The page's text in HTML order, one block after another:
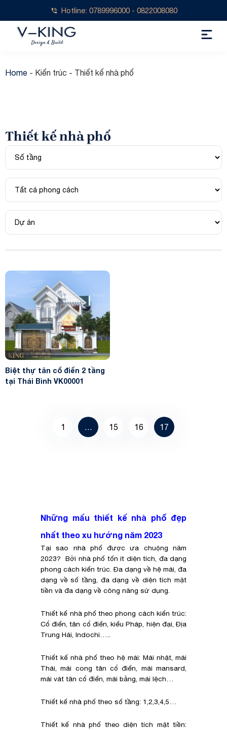
Hotline: 0789996000 - 0822008080
Home - Kiến trúc - Thiết kế nhà phố
Thiết kế nhà phố
Biệt thự tân cổ điển 2 tầng
tại Thái Bình VK00001
1 … 15 16 17
Những mấu thiết kế nhà phố đẹp
nhất theo xu hướng năm 2023
Tại sao nhà phố được ưa chuộng năm
2023? Bởi nhà phố tốn ít diện tích, đa dạng
phong cách kiến trúc. Đa dạng về hệ mái, đa
dạng về số tầng, đa dạng về diện tích mặt
tiền và đa dạng về công năng sử dụng.
Thiết kế nhà phố theo phong cách kiến trúc:
Cổ điển, tân cổ điển, kiểu Pháp, hiện đại, Địa
Trung Hải, Indochi…..
Thiết kế nhà phố theo hệ mái: Mái nhật, mái
Thái, mái cong tân cổ điển, mái mansard,
mái vát tân cổ điển, mái bằng, mái lệch…
Thiết kế nhà phố theo số tầng: 1,2,3,4,5…
Thiết kế nhà phố theo diện tích mặt tiền: